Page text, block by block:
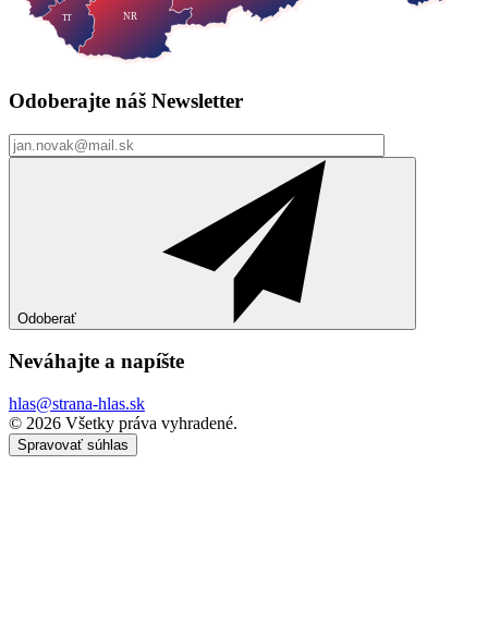
TT NR
Odoberajte náš Newsletter
Odoberať
Neváhajte a napíšte
hlas@strana-hlas.sk
©️ 2026 Všetky práva vyhradené.
Spravovať súhlas